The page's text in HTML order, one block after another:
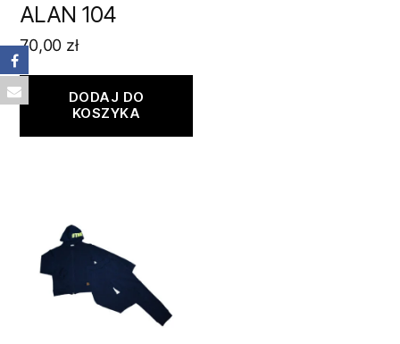
ALAN 104
70,00 zł
DODAJ DO
KOSZYKA